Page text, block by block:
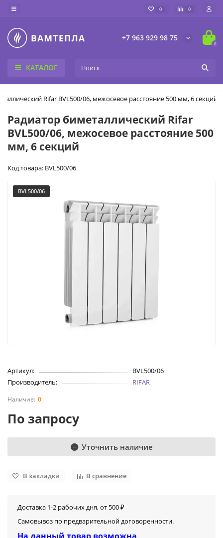
0 0
+7 963 929 98 75
0
КАТАЛОГ
Rifar BVL500/06, межосевое расстояние 500 мм, 6 секций
Радиатор биметаллический Rifar
BVL500/06, межосевое расстояние 500
мм, 6 секций
Код товара: BVL500/06
BVL500/06
Артикул:
BVL500/06
Производитель:
RIFAR
0
По запросу
Уточнить наличие
В закладки В сравнение
Доставка 1-2 рабочих дня, от 500 ₽
Самовывоз по предварительной договоренности.